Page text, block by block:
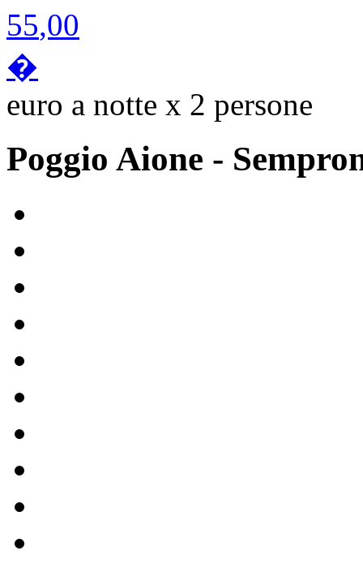
55,00
�
euro a notte x 2 persone
Poggio Aione -